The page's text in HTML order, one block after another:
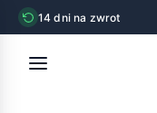
14 dni na zwrot